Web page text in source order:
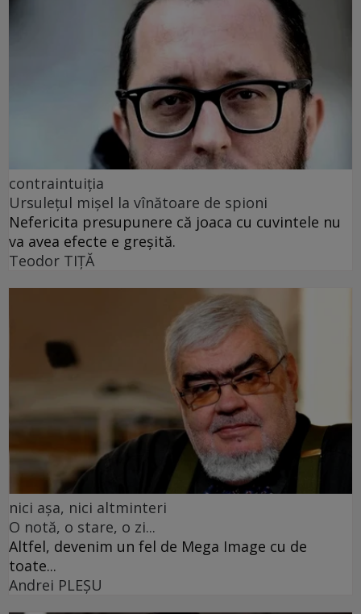
contraintuiția
Ursulețul mișel la vînătoare de spioni
Nefericita presupunere că joaca cu cuvintele nu
va avea efecte e greșită.
Teodor TIŢĂ
nici așa, nici altminteri
O notă, o stare, o zi...
Altfel, devenim un fel de Mega Image cu de
toate...
Andrei PLEŞU